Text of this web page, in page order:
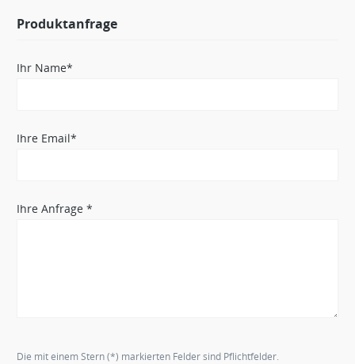
Produktanfrage
Ihr Name*
Ihre Email*
Ihre Anfrage *
Die mit einem Stern (*) markierten Felder sind Pflichtfelder.